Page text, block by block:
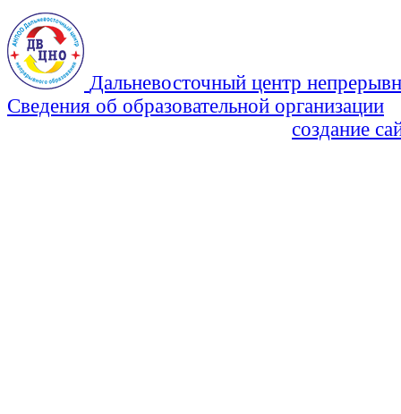
Дальневосточный центр
Сведения об образовательной организации
создание